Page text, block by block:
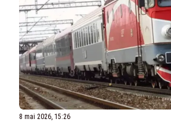
8 mai 2026, 15:26